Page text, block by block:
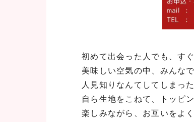
初めて出会った人でも、す
美味しい空気の中、みんな
人見知りなんてしてしまっ
自ら生地をこねて、トッピ
楽しみながら、お互いをよ